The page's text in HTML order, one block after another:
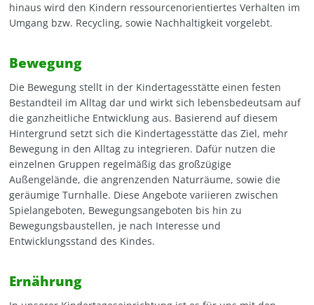
hinaus wird den Kindern ressourcenorientiertes Verhalten im
Umgang bzw. Recycling, sowie Nachhaltigkeit vorgelebt.
Bewegung
Die Bewegung stellt in der Kindertagesstätte einen festen
Bestandteil im Alltag dar und wirkt sich lebensbedeutsam auf
die ganzheitliche Entwicklung aus. Basierend auf diesem
Hintergrund setzt sich die Kindertagesstätte das Ziel, mehr
Bewegung in den Alltag zu integrieren. Dafür nutzen die
einzelnen Gruppen regelmäßig das großzügige
Außengelände, die angrenzenden Naturräume, sowie die
geräumige Turnhalle. Diese Angebote variieren zwischen
Spielangeboten, Bewegungsangeboten bis hin zu
Bewegungsbaustellen, je nach Interesse und
Entwicklungsstand des Kindes.
Ernährung